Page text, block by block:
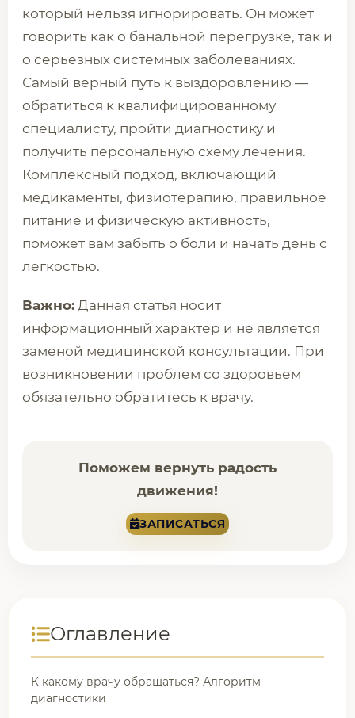
который нельзя игнорировать. Он может
говорить как о банальной перегрузке, так и
о серьезных системных заболеваниях.
Самый верный путь к выздоровлению —
обратиться к квалифицированному
специалисту, пройти диагностику и
получить персональную схему лечения.
Комплексный подход, включающий
медикаменты, физиотерапию, правильное
питание и физическую активность,
поможет вам забыть о боли и начать день с
легкостью.
Важно: Данная статья носит
информационный характер и не является
заменой медицинской консультации. При
возникновении проблем со здоровьем
обязательно обратитесь к врачу.
Поможем вернуть радость
движения!
ЗАПИСАТЬСЯ
Оглавление
К какому врачу обращаться? Алгоритм
диагностики